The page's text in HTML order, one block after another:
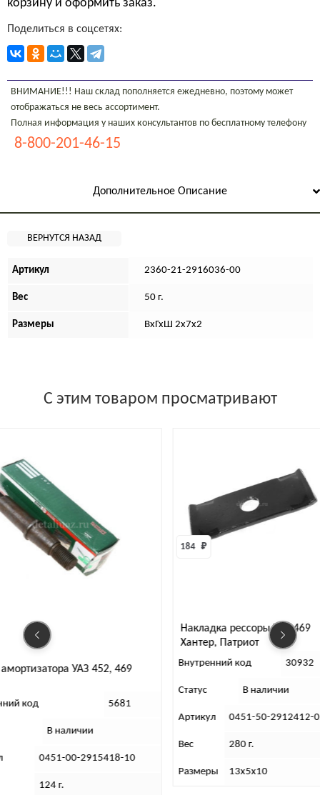
корзину и оформить заказ.
Поделиться в соцсетях:
ВНИМАНИЕ!!! Наш склад пополняется ежедневно, поэтому может
отображаться не весь ассортимент.
Полная информация у наших консультантов по бесплатному телефону
8-800-201-46-15
Дополнительное Описание
Артикул 2360-21-2916036-00
Вес 50 г.
Размеры ВхГхШ 2х7х2
С этим товаром просматривают
452, 469
5681
10
Накладка рессоры УАЗ 469
184
Внутренний код 30932
В наличии
0451-50-2912412-02
13х5х10
рессоры
Статус
Артикул
Размеры